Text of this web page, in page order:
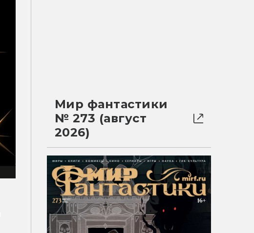
Мир фантастики
№ 273 (август
2026)